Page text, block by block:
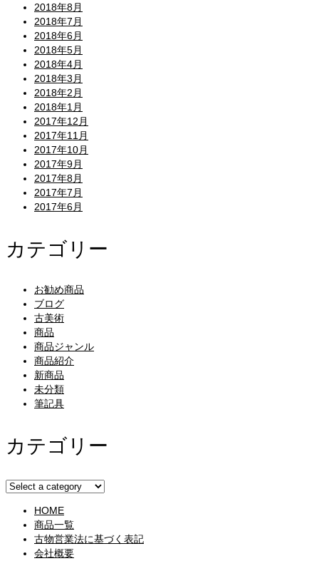
2018年8月
2018年7月
2018年6月
2018年5月
2018年4月
2018年3月
2018年2月
2018年1月
2017年12月
2017年11月
2017年10月
2017年9月
2017年8月
2017年7月
2017年6月
カテゴリー
お勧め商品
ブログ
古美術
商品
商品ジャンル
商品紹介
新商品
未分類
筆記具
カテゴリー
HOME
商品一覧
古物営業法に基づく表記
会社概要